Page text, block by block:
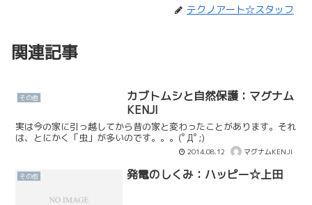
テクノアート☆スタッフ
関連記事
その他
カブトムシと自然保護：マグナム
KENJI
実は今の家に引っ越してから昔の家と変わったことがあります。それ
は、とにかく「虫」が多いのです。。。(ﾟДﾟ;)
2014.08.12 マグナムKENJI
その他 発電のしくみ：ハッピー☆上田